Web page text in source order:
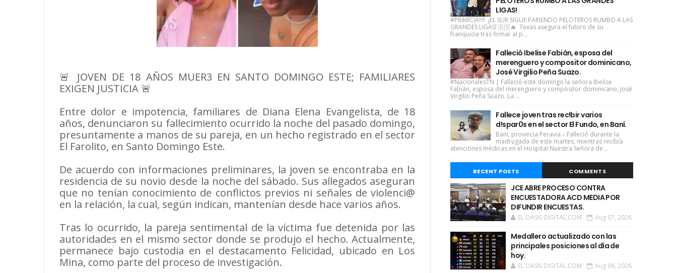
🚨 JOVEN DE 18 AÑOS MUER3 EN SANTO DOMINGO ESTE; FAMILIARES
EXIGEN JUSTICIA 🚨
Entre dolor e impotencia, familiares de Diana Elena Evangelista, de 18
años, denunciaron su fallecimiento ocurrido la noche del pasado domingo,
presuntamente a manos de su pareja, en un hecho registrado en el sector
El Farolito, en Santo Domingo Este.
De acuerdo con informaciones preliminares, la joven se encontraba en la
residencia de su novio desde la noche del sábado. Sus allegados aseguran
que no tenían conocimiento de conflictos previos ni señales de violenci@
en la relación, la cual, según indican, mantenían desde hace varios años.
Tras lo ocurrido, la pareja sentimental de la víctima fue detenida por las
autoridades en el mismo sector donde se produjo el hecho. Actualmente,
permanece bajo custodia en el destacamento Felicidad, ubicado en Los
Mina, como parte del proceso de investigación.
LIGAS!
#PRIMICIA!!!! ¡EL SUR SIGUE PARIENDO PELOTEROS RUMBO A LAS
GRANDES LIGAS! 🇩🇴🔥 Texas asegura el futuro de su
franquicia tras firmar al p...
Falleció Ibelise Fabián, esposa del
merenguero y compositor dominicano,
José Virgilio Peña Suazo.
#NacionalesTN | Falleció este domingo la señora Ibelise
Fabián, esposa del merenguero y compositor dominicano, José
Virgilio Peña Suazo. La ...
Fallece joven tras rec!bir varios
d!spar0s en el sector El Fundo, en Baní.
Baní, provincia Peravia.– Falleció durante la
madrugada de este martes, mientras recibía
atenciones médicas en el Hospital Nuestra Señora de...
RECENT POSTS COMMENTS
JCE ABRE PROCESO CONTRA
ENCUESTADORA ACD MEDIA POR
DIFUNDIR ENCUESTAS.
EL OASIS DIGITAL.COM Aug 07, 2026
Medallero actualizado con las
principales posiciones al día de
hoy.
EL OASIS DIGITAL.COM Aug 06, 2026